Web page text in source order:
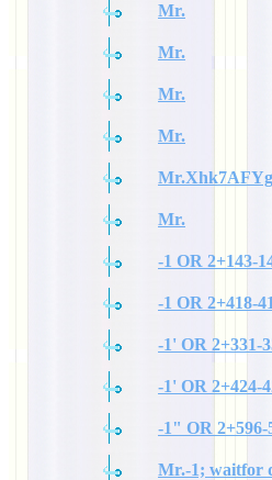
Mr.
Mr.
Mr.
Mr.
Mr.Xhk7AFYg
Mr.
-1 OR 2+143-
-1 OR 2+418-
-1' OR 2+331-
-1' OR 2+424-
-1" OR 2+596-
Mr.-1; waitfor